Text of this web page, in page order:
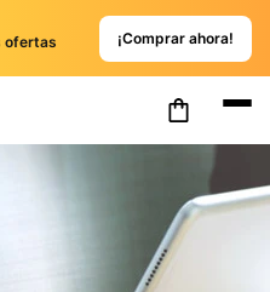
ofertas
¡Comprar ahora!